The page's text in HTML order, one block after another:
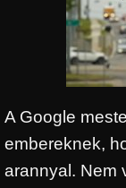
A Google
embereknek,
arannyal. Nem